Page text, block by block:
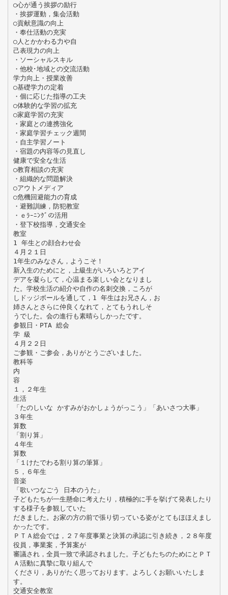
○心が通う挨拶の励行
・挨拶運動，集会活動
○貢献意識の向上
・奉仕活動の充実
○人とかかわる力や自
己表現力の向上
・ソーシャルスキル
・他校･地域との交流活動
学力向上・授業改善
○基礎学力の定着
・個に応じた指導の工夫
○体験的な学習の拡充
○家庭学習の充実
・家庭との連携強化
・家庭学習チェック週間
・自主学習ノート
・宿題の内容等の見直し
健康で安全な生活
○教育相談の充実
・組織的な問題解決
○アウトメディア
○危機回避能力の育成
・避難訓練，防犯教室
・ｅﾗｰﾆﾝｸﾞの活用
・登下校指導，交通安全
教室
1 年生との顔合わせ会
４月２１日
1年生のみなさん，ようこそ！
新入生のためにと，上級生がいろいろとアイ
デアを凝らして，心温まる楽しい会となりまし
た。学校生活の紹介や自作の名刺交換，ころが
しドッジボールを通して，1 年生はお兄さん，お
姉さんとさらに仲良くなれて，とてもうれしそ
うでした。会の進行も素晴らしかったです。
参観日・PTA 総会
学 級
４月２２日
ご参観・ご参会，ありがとうございました。
教科等
内
容
１，２年生
生活
「たのしいな かすみがおかしょうがっこう」「あいさつ大事」
３年生
算数
「割り算」
４年生
算数
「１けたでわる割り算の筆算」
５，６年生
音楽
「歌いつなごう 日本のうた」
子どもたちが一生懸命に考えたり，積極的に手を挙げて発表したり
する様子を参観していた
だきました。お家の方の前で張り切っている姿がとてもほほえまし
かったです。
ＰＴＡ総会では，２７年度事業と決算の承認に引き続き，２８年度
役員，事業案，予算案が
審議され，全員一致で承認されました。子どもたちのためにとＰＴ
Ａ活動に真摯に取り組んで
くださり，ありがたく思っております。よろしくお願いいたしま
す。
交通安全教室